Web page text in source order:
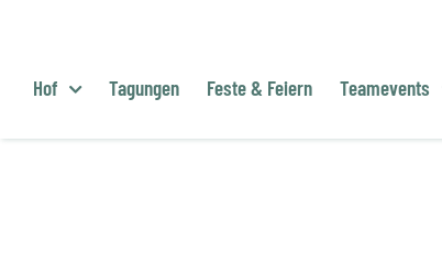
Hof Tagungen Feste & Feiern Teamevents